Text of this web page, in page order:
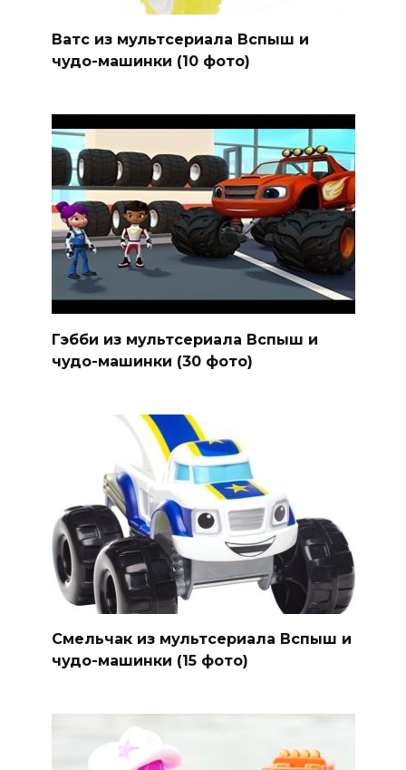
Ватс из мультсериала Вспыш и
чудо-машинки (10 фото)
Гэбби из мультсериала Вспыш и
чудо-машинки (30 фото)
Смельчак из мультсериала Вспыш и
чудо-машинки (15 фото)